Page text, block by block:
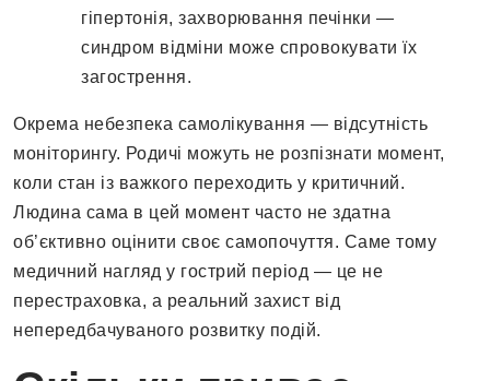
гіпертонія, захворювання печінки —
синдром відміни може спровокувати їх
загострення.
Окрема небезпека самолікування — відсутність
моніторингу. Родичі можуть не розпізнати момент,
коли стан із важкого переходить у критичний.
Людина сама в цей момент часто не здатна
об’єктивно оцінити своє самопочуття. Саме тому
медичний нагляд у гострий період — це не
перестраховка, а реальний захист від
непередбачуваного розвитку подій.